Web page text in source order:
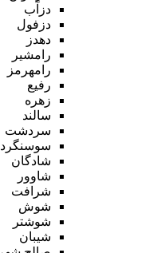
دزآب
دزفول
دهدز
رامشیر
رامهرمز
رفیع
زهره
سالند
سردشت
سوسنگرد
شادگان
شاوور
شرافت
شوش
شوشتر
شیبان